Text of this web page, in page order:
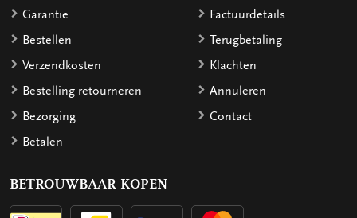
Garantie
Bestellen
Verzendkosten
Bestelling retourneren
Bezorging
Betalen
Factuurdetails
Terugbetaling
Klachten
Annuleren
Contact
BETROUWBAAR KOPEN